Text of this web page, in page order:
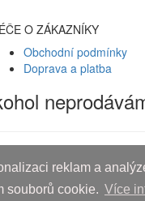
reklam a
souborů cookie. Více
O ZÁKAZNÍKY
Obchodní podmínky
Doprava a platba